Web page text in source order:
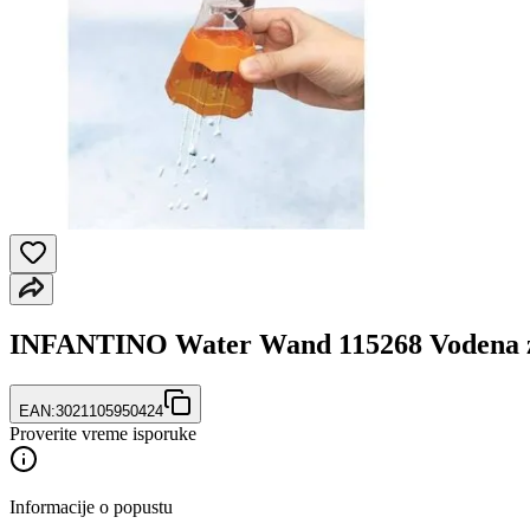
INFANTINO Water Wand 115268 Vodena
EAN:3021105950424
Proverite vreme isporuke
Informacije o popustu